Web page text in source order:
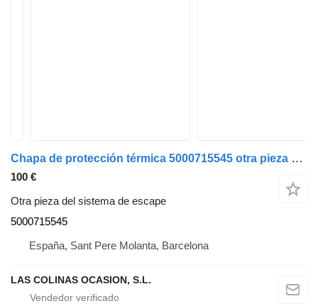
Chapa de protección térmica 5000715545 otra pieza del sistema de escape para Renault camión
100 €
Otra pieza del sistema de escape
5000715545
España, Sant Pere Molanta, Barcelona
LAS COLINAS OCASION, S.L.